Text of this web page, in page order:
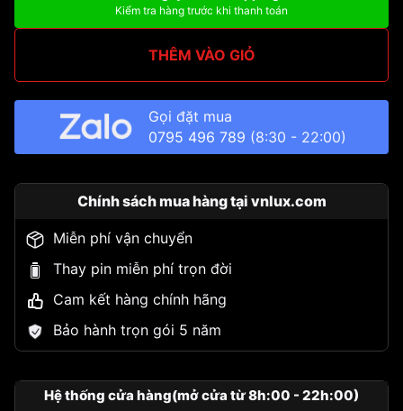
Kiểm tra hàng trước khi thanh toán
THÊM VÀO GIỎ
Gọi đặt mua
0795 496 789 (8:30 - 22:00)
Chính sách mua hàng tại vnlux.com
Miễn phí vận chuyển
Thay pin miễn phí trọn đời
Cam kết hàng chính hãng
Bảo hành trọn gói 5 năm
Hệ thống cửa hàng(mở cửa từ 8h:00 - 22h:00)